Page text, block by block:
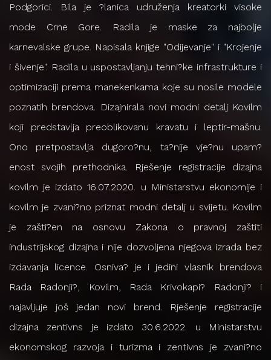
Podgorici. Bila je ?lanica udruženja kreatorki visoke
mode Crne Gore. Radila je maske za najbolje
karnevalske grupe. Napisala knjige "Odijevanje" i "Krojenje
i šivenje". Radila u uspostavljanju tehni?ke infrastrukture i
optimizaciji prema manekenkama koje su nosile modele
poznatih brendova. Dizajnirala novi modni detalj Kovilm
koji predstavlja preoblikovanu kravatu i leptir-mašnu.
Ono pretpostavlja dugoro?nu, ta?nije vje?nu upam?
enost svojih prethodnika. Rješenje registracije dizajna
kovilm je izdato 16.07.2020. u Ministarstvu ekonomije i
kovilm je zvani?no priznat modni detalj u svijetu. Kovilm
je zašti?en na osnovu Zakona o pravnoj zaštiti
industrijskog dizajna i nije dozvoljena njegova izrada bez
izdavanja licence. Osniva? je i jedini vlasnik brendova
Rada Radonji?, Kovilm, Rada Krivokapi? Radonji? i
najavljuje još jedan novi brend. Rješenje registracije
dizajna zentivns je izdato 30.6.2022. u Ministarstvu
ekonomskog razvoja i turizma i zentivns je zvani?no